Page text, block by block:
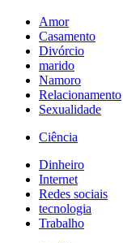
Amor
Casamento
Divórcio
marido
Namoro
Relacionamento
Sexualidade
Ciência
Dinheiro
Internet
Redes sociais
tecnologia
Trabalho